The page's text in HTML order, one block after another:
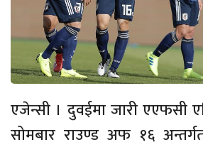
एजेन्सी । दुवईमा जारी एएफसी
सोमबार राउण्ड अफ १६